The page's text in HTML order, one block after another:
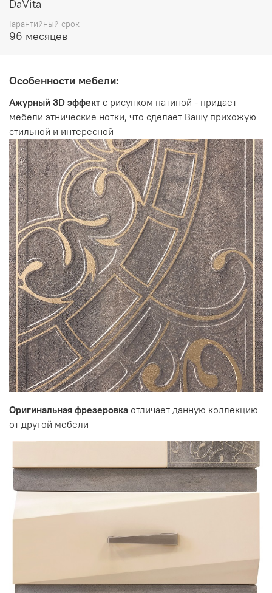
высота 820 мм
Цвет:
Производитель:
Мебельная фабрика ВИТРА, Торговая марка DaVita
DaVita
Гарантийный срок
96 месяцев
Особенности мебели:
Ажурный 3D эффект с рисунком патиной - придает
мебели этнические нотки, что сделает Вашу прихожую
стильной и интересной
Оригинальная фрезеровка отличает данную коллекцию
от другой мебели